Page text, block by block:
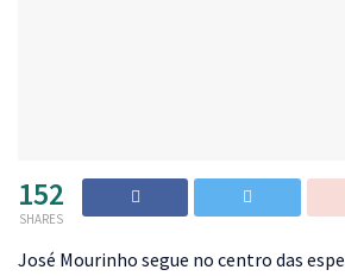
152
SHARES
José Mourinho segue no centro das